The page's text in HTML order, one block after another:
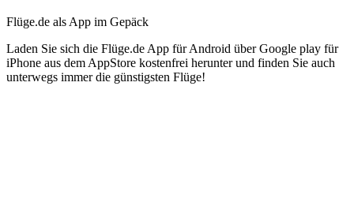
Flüge.de als App im Gepäck
Laden Sie sich die Flüge.de App für Android über Google play für
iPhone aus dem AppStore kostenfrei herunter und finden Sie auch
unterwegs immer die günstigsten Flüge!